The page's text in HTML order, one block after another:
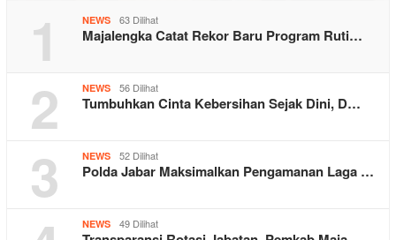
1 NEWS 63 Dilihat
Majalengka Catat Rekor Baru Program Ruti…
2 NEWS 56 Dilihat
Tumbuhkan Cinta Kebersihan Sejak Dini, D…
3 NEWS 52 Dilihat
Polda Jabar Maksimalkan Pengamanan Laga …
NEWS 49 Dilihat